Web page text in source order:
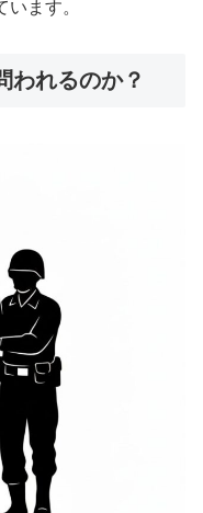
ます。
われるのか？